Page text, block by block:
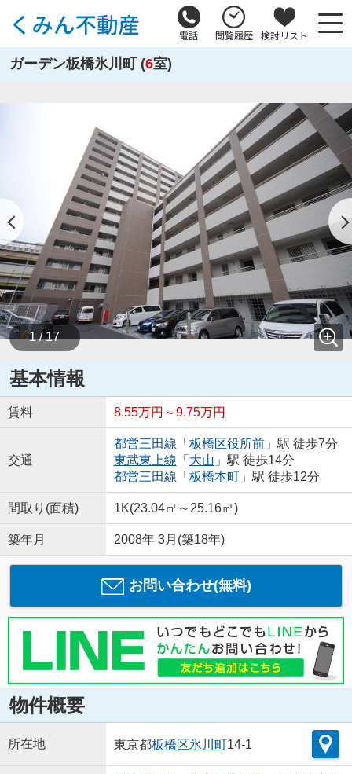
電話 閲覧履歴 検討リスト
ガーデン板橋氷川町 (6室)
1 / 17
基本情報
賃料 8.55万円～9.75万円
交通
都営三田線 「 板橋区役所前」駅 徒歩7分
東武東上線 「 大山 」駅 徒歩14分
都営三田線 「 板橋本町」駅 徒歩12分
間取り(面積) 1K(23.04㎡～25.16㎡)
築年月 2008年 3月(築18年)
お問い合わせ(無料)
物件概要
所在地 東京都板橋区氷川町14-1